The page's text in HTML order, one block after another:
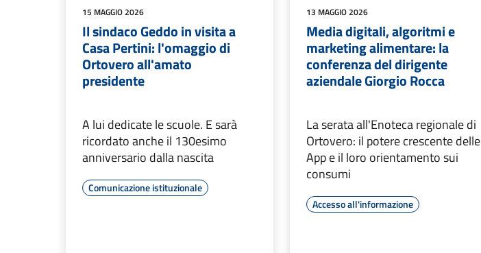
15 MAGGIO 2026
Il sindaco Geddo in visita a
Casa Pertini: l'omaggio di
Ortovero all'amato
presidente
A lui dedicate le scuole. E sarà
ricordato anche il 130esimo
anniversario dalla nascita
Comunicazione istituzionale
13 MAGGIO 2026
Media digitali, algoritmi e
marketing alimentare: la
conferenza del dirigente
aziendale Giorgio Rocca
La serata all'Enoteca regionale di
Ortovero: il potere crescente delle
App e il loro orientamento sui
consumi
Accesso all'informazione